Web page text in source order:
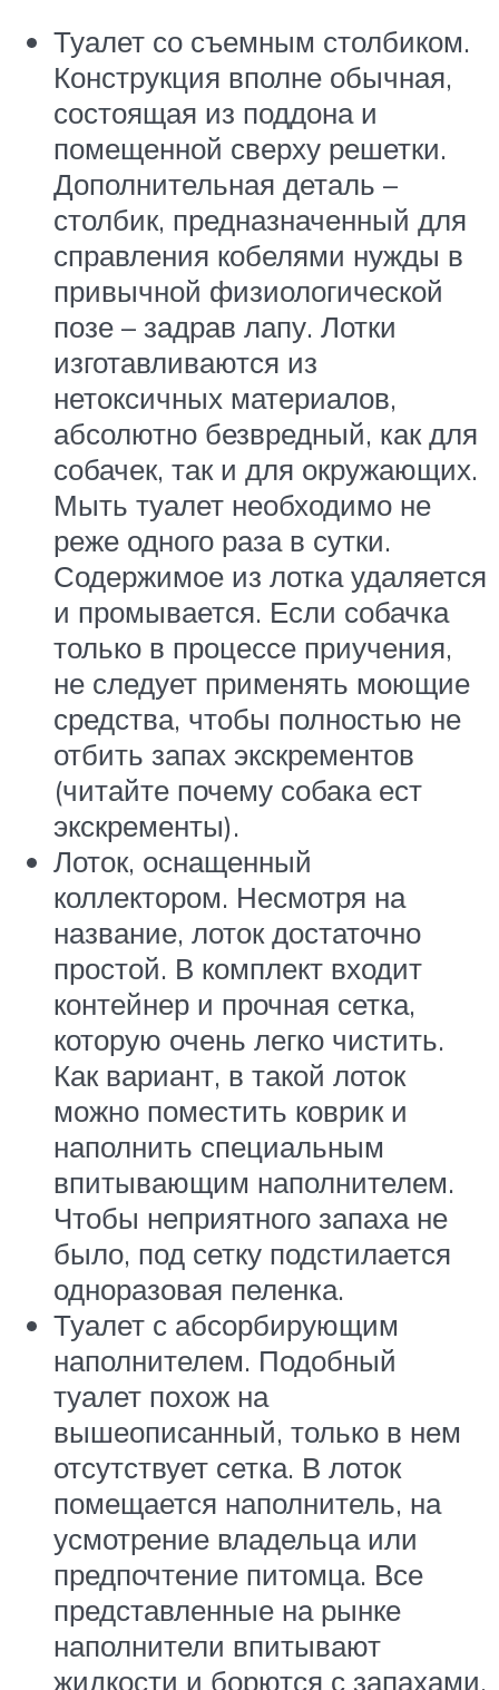
Туалет со съемным столбиком.
Конструкция вполне обычная,
состоящая из поддона и
помещенной сверху решетки.
Дополнительная деталь –
столбик, предназначенный для
справления кобелями нужды в
привычной физиологической
позе – задрав лапу. Лотки
изготавливаются из
нетоксичных материалов,
абсолютно безвредный, как для
собачек, так и для окружающих.
Мыть туалет необходимо не
реже одного раза в сутки.
Содержимое из лотка удаляется
и промывается. Если собачка
только в процессе приучения,
не следует применять моющие
средства, чтобы полностью не
отбить запах экскрементов
(читайте почему собака ест
экскременты).
Лоток, оснащенный
коллектором. Несмотря на
название, лоток достаточно
простой. В комплект входит
контейнер и прочная сетка,
которую очень легко чистить.
Как вариант, в такой лоток
можно поместить коврик и
наполнить специальным
впитывающим наполнителем.
Чтобы неприятного запаха не
было, под сетку подстилается
одноразовая пеленка.
Туалет с абсорбирующим
наполнителем. Подобный
туалет похож на
вышеописанный, только в нем
отсутствует сетка. В лоток
помещается наполнитель, на
усмотрение владельца или
предпочтение питомца. Все
представленные на рынке
наполнители впитывают
жидкости и борются с запахами.